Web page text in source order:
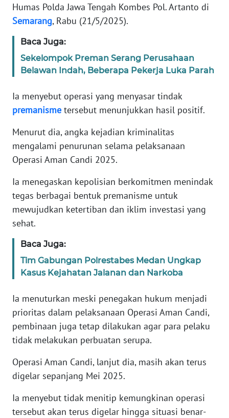
Humas Polda Jawa Tengah Kombes Pol. Artanto di
Semarang, Rabu (21/5/2025).
Baca Juga:
Sekelompok Preman Serang Perusahaan
Belawan Indah, Beberapa Pekerja Luka Parah
Ia menyebut operasi yang menyasar tindak
premanisme tersebut menunjukkan hasil positif.
Menurut dia, angka kejadian kriminalitas
mengalami penurunan selama pelaksanaan
Operasi Aman Candi 2025.
Ia menegaskan kepolisian berkomitmen menindak
tegas berbagai bentuk premanisme untuk
mewujudkan ketertiban dan iklim investasi yang
sehat.
Baca Juga:
Tim Gabungan Polrestabes Medan Ungkap
Kasus Kejahatan Jalanan dan Narkoba
Ia menuturkan meski penegakan hukum menjadi
prioritas dalam pelaksanaan Operasi Aman Candi,
pembinaan juga tetap dilakukan agar para pelaku
tidak melakukan perbuatan serupa.
Operasi Aman Candi, lanjut dia, masih akan terus
digelar sepanjang Mei 2025.
Ia menyebut tidak menitip kemungkinan operasi
tersebut akan terus digelar hingga situasi benar-
INFO
TENTANG
KAMI
PEDOMAN
SIBER
REDAKSI
DISCLAIMER
Wahana
Regional
WN
WN
JAKARTA
WN